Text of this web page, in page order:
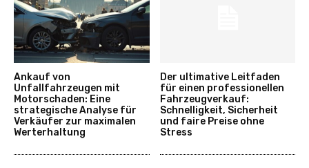
Ankauf von
Unfallfahrzeugen mit
Motorschaden: Eine
strategische Analyse für
Verkäufer zur maximalen
Werterhaltung
Der ultimative Leitfaden
für einen professionellen
Fahrzeugverkauf:
Schnelligkeit, Sicherheit
und faire Preise ohne
Stress